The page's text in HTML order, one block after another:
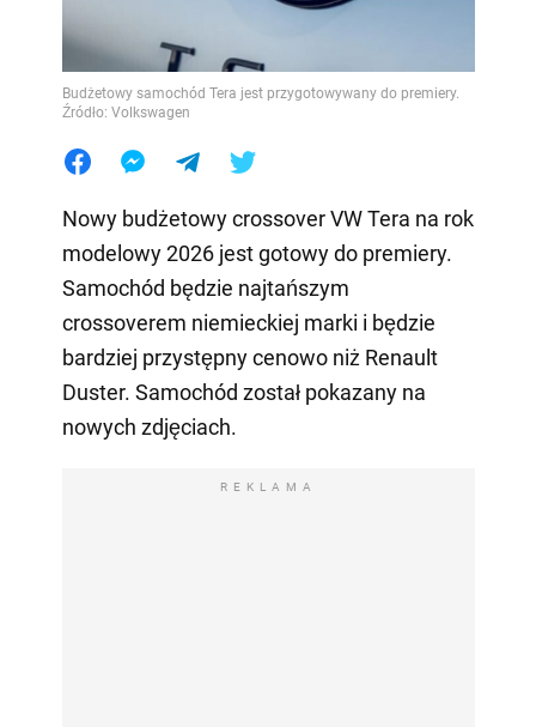
Budżetowy samochód Tera jest przygotowywany do premiery.
Źródło: Volkswagen
Nowy budżetowy crossover VW Tera na rok
modelowy 2026 jest gotowy do premiery.
Samochód będzie najtańszym
crossoverem niemieckiej marki i będzie
bardziej przystępny cenowo niż Renault
Duster. Samochód został pokazany na
nowych zdjęciach.
REKLAMA